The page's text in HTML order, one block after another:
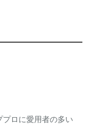
ロに愛用者の多い